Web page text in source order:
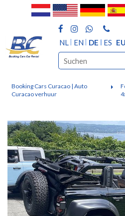
NL EN DE ES
Booking Cars Curacao | Auto
Curacao verhuur